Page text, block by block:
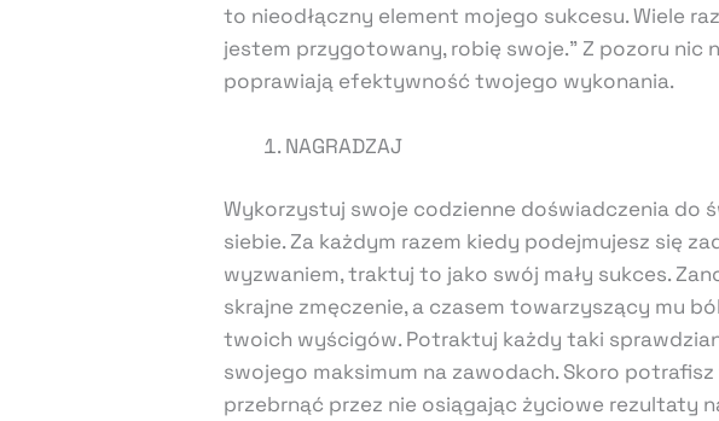
to nieodłączny element mojego sukcesu. Wiele
jestem przygotowany, robię swoje.” Z pozoru nic
poprawiają efektywność twojego wykonania.
NAGRADZAJ
Wykorzystuj swoje codzienne doświadczenia
siebie. Za każdym razem kiedy podejmujesz się
wyzwaniem, traktuj to jako swój mały sukces.
skrajne zmęczenie, a czasem towarzyszący mu
twoich wyścigów. Potraktuj każdy taki
swojego maksimum na zawodach. Skoro
przebrnąć przez nie osiągając życiowe rezultaty